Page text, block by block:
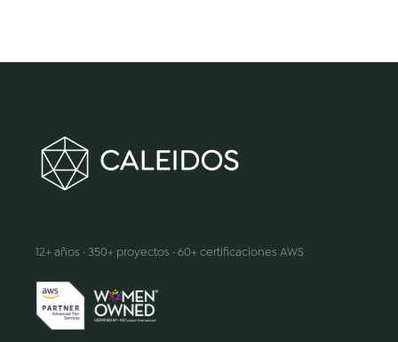
12+ años · 350+ proyectos · 60+ certificaciones AWS